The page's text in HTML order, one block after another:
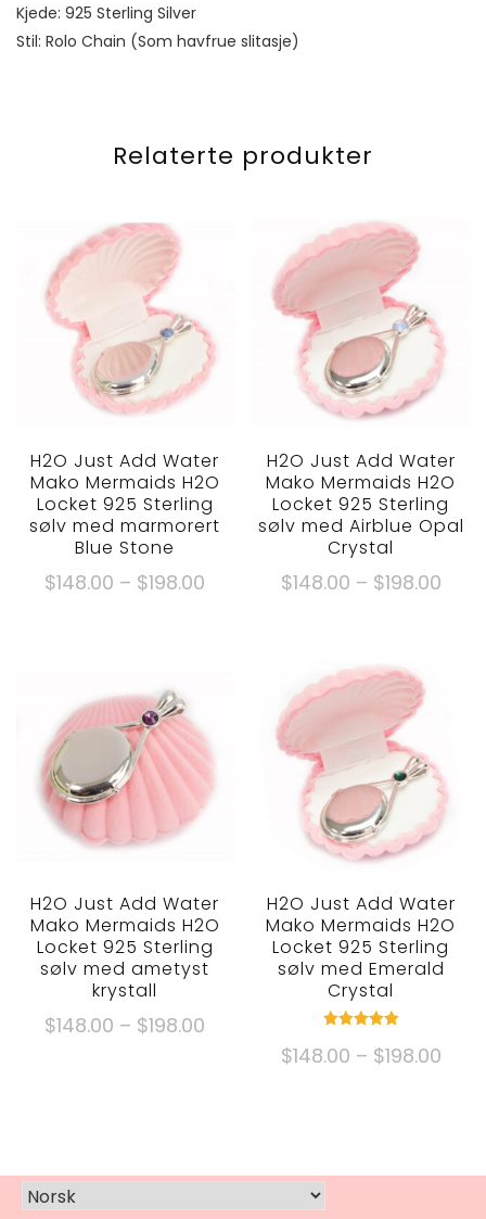
Kjede: 925 Sterling Silver
Stil: Rolo Chain (Som havfrue slitasje)
Relaterte produkter
H2O Just Add Water
Mako Mermaids H2O
Locket 925 Sterling
sølv med marmorert
Blue Stone
$148.00 – $198.00 Prisområde:
flere
varianter.
Alternativene
kan
velges
på
H2O Just Add Water
Mako Mermaids H2O
Locket 925 Sterling
sølv med Airblue Opal
Crystal
$148.00 – $198.00
har
varianter.
Alternativene
kan
velges
på
H2O Just Add Water
Mako Mermaids H2O
Locket 925 Sterling
sølv med ametyst
krystall
$148.00 – $198.00
varianter.
H2O Just Add Water
Mako Mermaids H2O
Locket 925 Sterling
sølv med Emerald
Crystal
5.00
ut av 5
$148.00 – $198.00
flere